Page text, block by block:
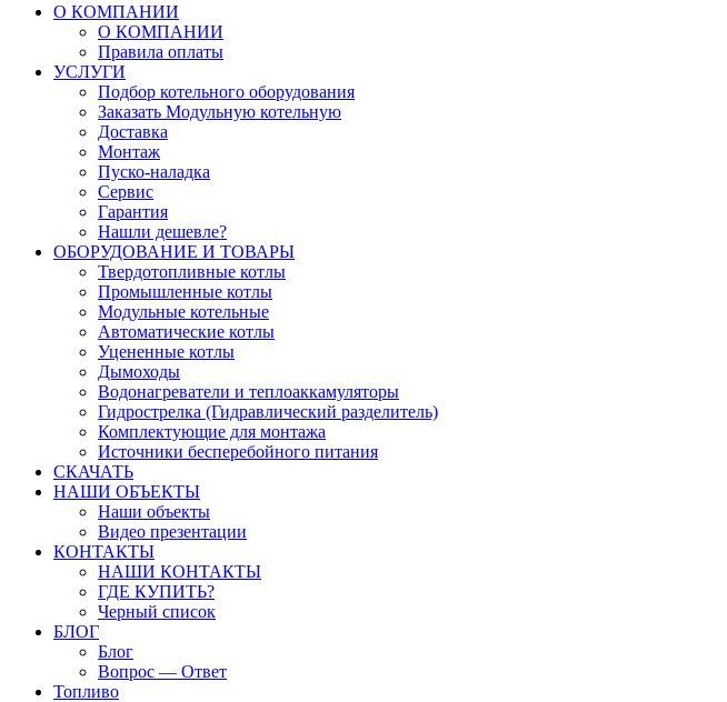
О КОМПАНИИ
О КОМПАНИИ
Правила оплаты
УСЛУГИ
Подбор котельного оборудования
Заказать Модульную котельную
Доставка
Монтаж
Пуско-наладка
Сервис
Гарантия
Нашли дешевле?
ОБОРУДОВАНИЕ И ТОВАРЫ
Твердотопливные котлы
Промышленные котлы
Модульные котельные
Автоматические котлы
Уцененные котлы
Дымоходы
Водонагреватели и теплоаккамуляторы
Гидрострелка (Гидравлический разделитель)
Комплектующие для монтажа
Источники бесперебойного питания
СКАЧАТЬ
НАШИ ОБЪЕКТЫ
Наши объекты
Видео презентации
КОНТАКТЫ
НАШИ КОНТАКТЫ
ГДЕ КУПИТЬ?
Черный список
БЛОГ
Блог
Вопрос — Ответ
Топливо